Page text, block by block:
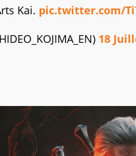
Kai. pic.twitter.com/
18